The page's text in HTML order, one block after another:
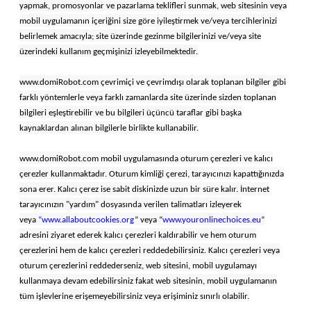
yapmak, promosyonlar ve pazarlama teklifleri sunmak, web sitesinin veya
mobil uygulamanın içeriğini size göre iyileştirmek ve/veya tercihlerinizi
belirlemek amacıyla; site üzerinde gezinme bilgilerinizi ve/veya site
üzerindeki kullanım geçmişinizi izleyebilmektedir.
www.domiRobot.com çevrimiçi ve çevrimdışı olarak toplanan bilgiler gibi
farklı yöntemlerle veya farklı zamanlarda site üzerinde sizden toplanan
bilgileri eşleştirebilir ve bu bilgileri üçüncü taraflar gibi başka
kaynaklardan alınan bilgilerle birlikte kullanabilir.
www.domiRobot.com mobil uygulamasında oturum çerezleri ve kalıcı
çerezler kullanmaktadır. Oturum kimliği çerezi, tarayıcınızı kapattığınızda
sona erer. Kalıcı çerez ise sabit diskinizde uzun bir süre kalır. İnternet
tarayıcınızın "yardım" dosyasında verilen talimatları izleyerek
veya “www.allaboutcookies.org” veya “www.youronlinechoices.eu”
adresini ziyaret ederek kalıcı çerezleri kaldırabilir ve hem oturum
çerezlerini hem de kalıcı çerezleri reddedebilirsiniz. Kalıcı çerezleri veya
oturum çerezlerini reddederseniz, web sitesini, mobil uygulamayı
kullanmaya devam edebilirsiniz fakat web sitesinin, mobil uygulamanın
tüm işlevlerine erişemeyebilirsiniz veya erişiminiz sınırlı olabilir.